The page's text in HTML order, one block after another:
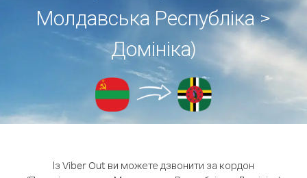
Молдавська Республіка >
Домініка)
Із Viber Out ви можете дзвонити за кордон